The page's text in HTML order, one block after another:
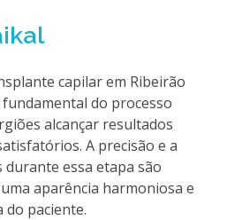
capilar em Ribeirão
do processo
alcançar resultados
A precisão e a
essa etapa são
aparência harmoniosa e
do paciente.